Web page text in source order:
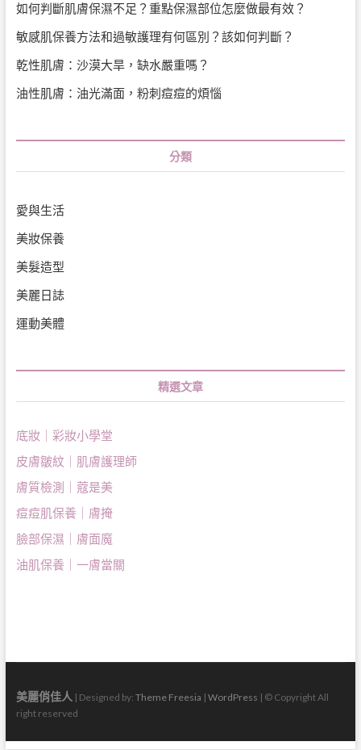
如何判斷肌膚保濕不足？重點保濕部位怎麼做最有效？
敏感肌保養方法和過敏護理有何區別？該如何判斷？
乾性肌膚：沙漠大旱，缺水嚴重嗎？
油性肌膚：油光滿面，粉刺痘痘的煩惱
分類
愛與生活
美妝保養
美髮造型
美麗日誌
運動美體
精選文章
底妝｜彩妝小學堂
皮膚皺紋｜肌膚護理師
膚質檢測｜蔻是美
痘痘肌保養｜膚掩
臉部保濕｜膚面魔
油肌保養｜一膚當關
美麗俏佳人| Designed by: Theme Freesia | WordPress | © Copyright All
right reserved